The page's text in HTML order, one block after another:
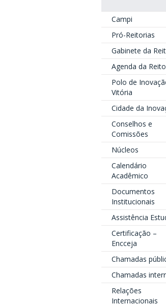
Campi
Pró-Reitorias
Gabinete da
Agenda da
Polo de
Vitória
Cidade da
Conselhos e
Comissões
Núcleos
Calendário
Acadêmico
Documentos
Institucionais
Assistência
Certificação –
Encceja
Chamadas
Chamadas
Relações
Internacionais